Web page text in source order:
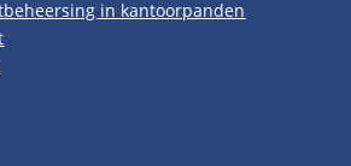
in kantoorpanden